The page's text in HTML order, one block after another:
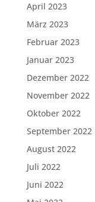
April 2023
März 2023
Februar 2023
Januar 2023
Dezember 2022
November 2022
Oktober 2022
September 2022
August 2022
Juli 2022
Juni 2022